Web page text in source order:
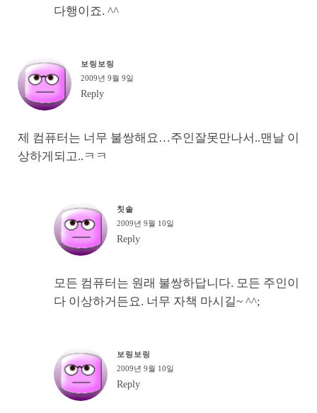
다행이죠. ^^
보링보링
2009년 9월 9일
Reply
제 컴퓨터는 너무 불쌍해요…주인잘못만나서..맨날 이
상하게되고..ㅋㅋ
칫솔
2009년 9월 10일
Reply
모든 컴퓨터는 원래 불쌍하답니다. 모든 주인이
다 이상하거든요. 너무 자책 마시길~ ^^;
보링보링
2009년 9월 10일
Reply